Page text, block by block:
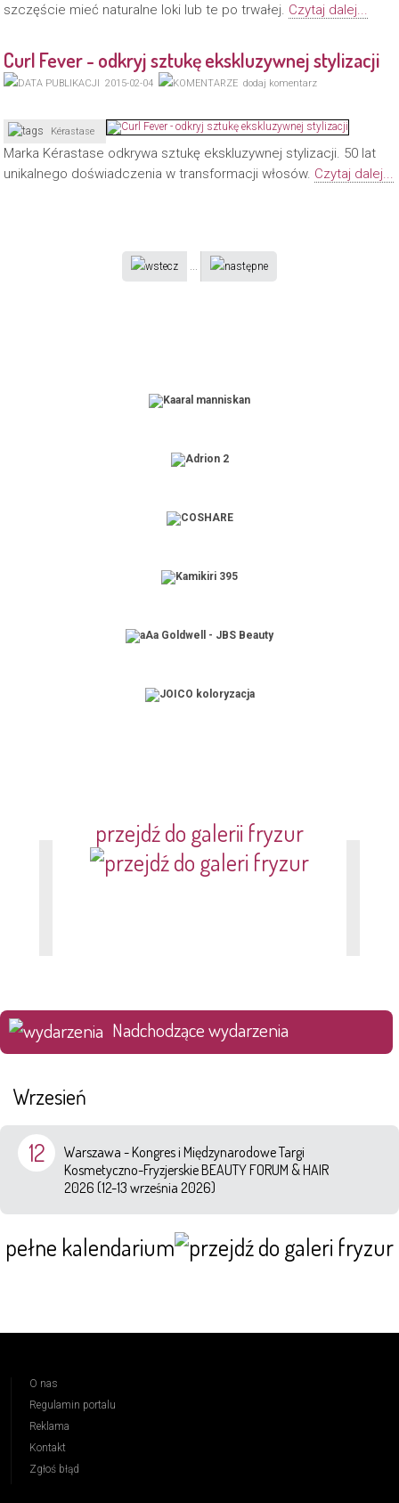
szczęście mieć naturalne loki lub te po trwałej. Czytaj dalej...
Curl Fever - odkryj sztukę ekskluzywnej stylizacji
2015-02-04 dodaj komentarz
Kérastase
Marka Kérastase odkrywa sztukę ekskluzywnej stylizacji. 50 lat
unikalnego doświadczenia w transformacji włosów. Czytaj dalej...
...
przejdź do galerii fryzur
Nadchodzące wydarzenia
Wrzesień
12
Warszawa - Kongres i Międzynarodowe Targi
Kosmetyczno-Fryzjerskie BEAUTY FORUM & HAIR
2026 (12-13 września 2026)
pełne kalendarium
O nas
Regulamin portalu
Reklama
Kontakt
Zgłoś błąd